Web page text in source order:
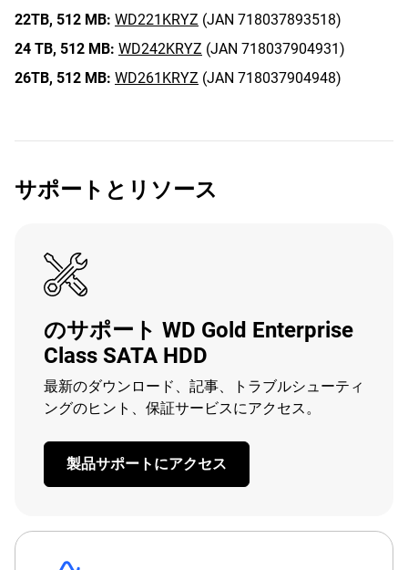
22TB, 512 MB: WD221KRYZ (JAN 718037893518)
24 TB, 512 MB: WD242KRYZ (JAN 718037904931)
26TB, 512 MB: WD261KRYZ (JAN 718037904948)
サポートとリソース
のサポート WD Gold Enterprise
Class SATA HDD
最新のダウンロード、記事、トラブルシューティ
ングのヒント、保証サービスにアクセス。
製品サポートにアクセス